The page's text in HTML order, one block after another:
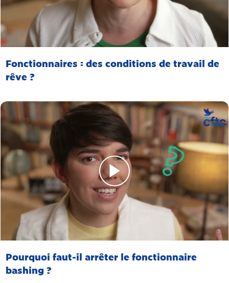
Fonctionnaires : des conditions de travail de
rêve ?
Pourquoi faut-il arrêter le fonctionnaire
bashing ?